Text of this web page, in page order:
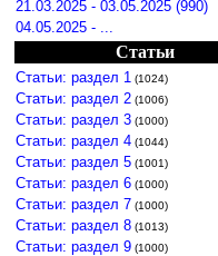
21.03.2025 - 03.05.2025 (990)
04.05.2025 - ...
Статьи
Статьи: раздел 1 (1024)
Статьи: раздел 2 (1006)
Статьи: раздел 3 (1000)
Статьи: раздел 4 (1044)
Статьи: раздел 5 (1001)
Статьи: раздел 6 (1000)
Статьи: раздел 7 (1000)
Статьи: раздел 8 (1013)
Статьи: раздел 9 (1000)